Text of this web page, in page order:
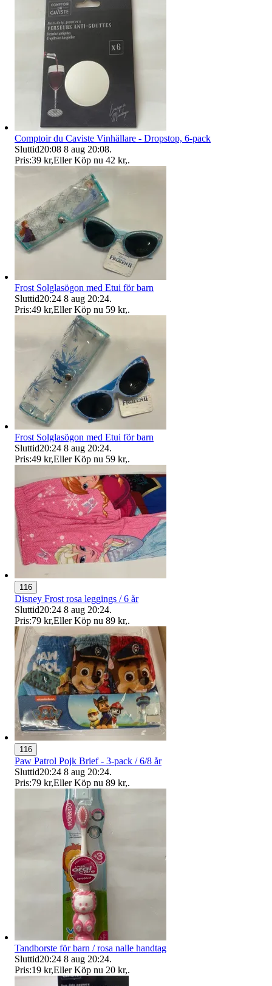
Comptoir du Caviste Vinhällare - Dropstop, 6-pack
Sluttid20:08 8 aug 20:08.
Pris:39 kr,Eller Köp nu 42 kr,.
Frost Solglasögon med Etui för barn
Sluttid20:24 8 aug 20:24.
Pris:49 kr,Eller Köp nu 59 kr,.
Frost Solglasögon med Etui för barn
Sluttid20:24 8 aug 20:24.
Pris:49 kr,Eller Köp nu 59 kr,.
116
Disney Frost rosa leggings / 6 år
Sluttid20:24 8 aug 20:24.
Pris:79 kr,Eller Köp nu 89 kr,.
116
Paw Patrol Pojk Brief - 3-pack / 6/8 år
Sluttid20:24 8 aug 20:24.
Pris:79 kr,Eller Köp nu 89 kr,.
Tandborste för barn / rosa nalle handtag
Sluttid20:24 8 aug 20:24.
Pris:19 kr,Eller Köp nu 20 kr,.